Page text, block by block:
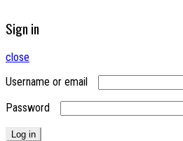
Sign in
close
Username or email
Password
Log in